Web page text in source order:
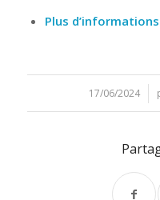
Plus
17/06/2024
/